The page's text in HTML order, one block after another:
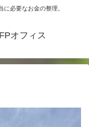
必要なお金の整理。
オフィス